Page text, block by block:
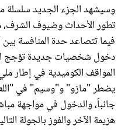
وسيشهد الجزء الجديد سلسلة
تطور الأحداث وضيوف الشرف،
فيما تتصاعد حدة المنافسة
دخول شخصيات جديدة تؤجج
المواقف الكوميدية في إطار
جانباً، والدخول في مواجهة
هزيمة الآخر والفوز بالجولة